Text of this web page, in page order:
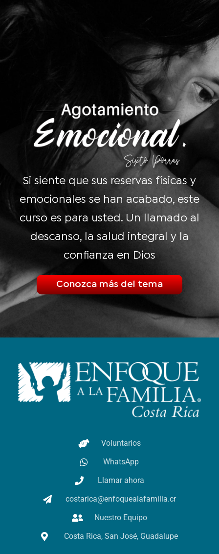
Si siente que sus reservas físicas y
emocionales se han acabado, este
curso es para usted. Un llamado al
descanso, la salud integral y la
confianza en Dios
Conozca más del tema
Voluntarios
WhatsApp
Llamar ahora
costarica@enfoquealafamilia.cr
Nuestro Equipo
Costa Rica, San José, Guadalupe